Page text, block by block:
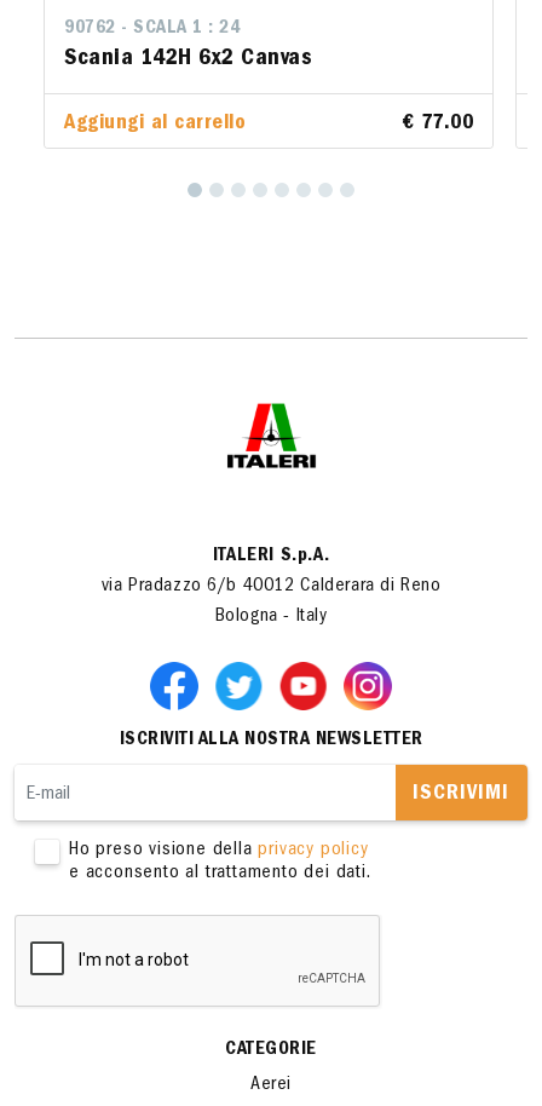
788 - SCALA 1 : 24
DAF 95 Master Truck
Aggiungi al carrello
ITALERI S.p.A.
via Pradazzo 6/b 40012 Calderara di Reno
Bologna - Italy
ISCRIVITI ALLA NOSTRA NEWSLETTER
ISCRIVIMI
Ho preso visione dellaprivacy policy
e acconsento al trattamento dei dati.
CATEGORIE
Aerei